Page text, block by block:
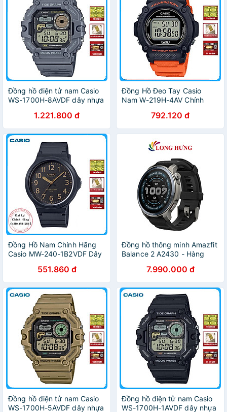
Đồng hồ điện tử nam Casio
WS-1700H-8AVDF dây nhựa
1.221.800 đ
Đồng Hồ Đeo Tay Casio
Nam W-219H-4AV Chính
792.120 đ
Đồng Hồ Nam Chính Hãng
Casio MW-240-1B2VDF Dây
551.860 đ
Đồng hồ thông minh Amazfit
Balance 2 A2430 - Hàng
7.990.000 đ
Đồng hồ điện tử nam Casio
WS-1700H-5AVDF dây nhựa
Đồng hồ điện tử nam Casio
WS-1700H-1AVDF dây nhựa